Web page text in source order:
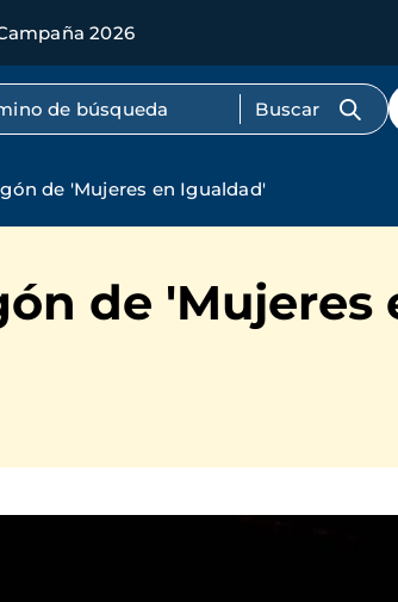
2026
texto completo
de 'Mujeres en Igualdad'
de 'Mujeres